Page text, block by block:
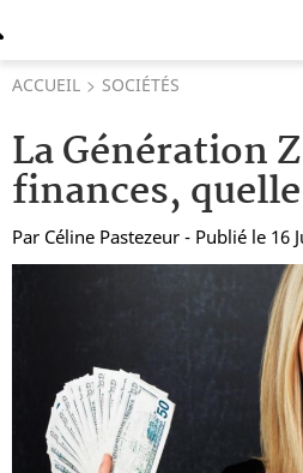
ACCUEIL SOCIÉTÉS
La Génération
finances,
Par Céline Pastezeur - Publié le 16